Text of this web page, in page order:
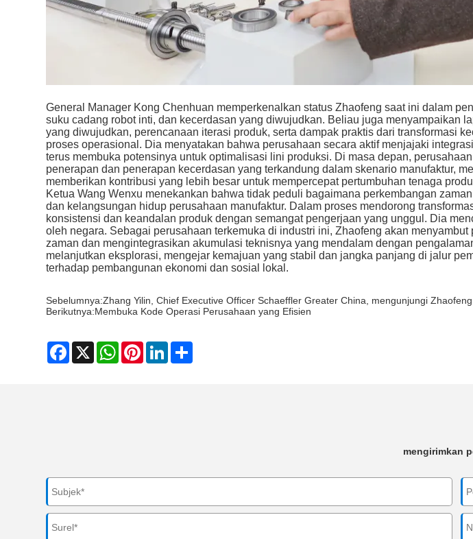
General Manager Kong Chenhuan memperkenalkan status Zhaofeng saat ini dalam
suku cadang robot inti, dan kecerdasan yang diwujudkan. Beliau juga menyampaikan
yang diwujudkan, perencanaan iterasi produk, serta dampak praktis dari transformasi
proses operasional. Dia menyatakan bahwa perusahaan secara aktif menjajaki
terus membuka potensinya untuk optimalisasi lini produksi. Di masa depan,
penerapan dan penerapan kecerdasan yang terkandung dalam skenario manufaktur,
memberikan kontribusi yang lebih besar untuk mempercepat pertumbuhan tenaga
Ketua Wang Wenxu menekankan bahwa tidak peduli bagaimana perkembangan
dan kelangsungan hidup perusahaan manufaktur. Dalam proses mendorong
konsistensi dan keandalan produk dengan semangat pengerjaan yang unggul. Dia
oleh negara. Sebagai perusahaan terkemuka di industri ini, Zhaofeng akan
zaman dan mengintegrasikan akumulasi teknisnya yang mendalam dengan
melanjutkan eksplorasi, mengejar kemajuan yang stabil dan jangka panjang di jalur
terhadap pembangunan ekonomi dan sosial lokal.
Sebelumnya:Zhang Yilin, Chief Executive Officer Schaeffler Greater China, mengunjungi Zhaofeng
Berikutnya:Membuka Kode Operasi Perusahaan yang Efisien
Facebook
X WhatsAppPinterestLinkedIn
mengirimkan